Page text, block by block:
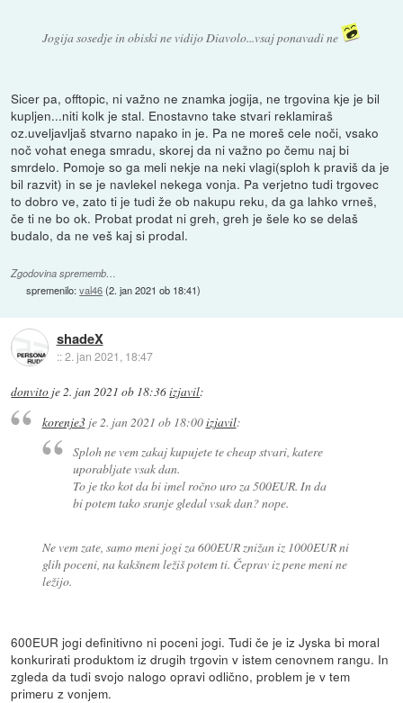
Jogija sosedje in obiski ne vidijo Diavolo...vsaj ponavadi ne
Sicer pa, offtopic, ni važno ne znamka jogija, ne trgovina kje je bil
kupljen...niti kolk je stal. Enostavno take stvari reklamiraš
oz.uveljavljaš stvarno napako in je. Pa ne moreš cele noči, vsako
noč vohat enega smradu, skorej da ni važno po čemu naj bi
smrdelo. Pomoje so ga meli nekje na neki vlagi(sploh k praviš da je
bil razvit) in se je navlekel nekega vonja. Pa verjetno tudi trgovec
to dobro ve, zato ti je tudi že ob nakupu reku, da ga lahko vrneš,
če ti ne bo ok. Probat prodat ni greh, greh je šele ko se delaš
budalo, da ne veš kaj si prodal.
Zgodovina sprememb…
spremenilo:val46(2. jan 2021 ob 18:41)
shadeX
::2. jan 2021, 18:47
donvito je2. jan 2021 ob 18:36izjavil:
korenje3je2. jan 2021 ob 18:00izjavil:
Sploh ne vem zakaj kupujete te cheap stvari, katere
uporabljate vsak dan.
To je tko kot da bi imel ročno uro za 500EUR. In da
bi potem tako sranje gledal vsak dan? nope.
Ne vem zate, samo meni jogi za 600EUR znižan iz 1000EUR ni
glih poceni, na kakšnem ležiš potem ti. Čeprav iz pene meni ne
ležijo.
600EUR jogi definitivno ni poceni jogi. Tudi če je iz Jyska bi moral
konkurirati produktom iz drugih trgovin v istem cenovnem rangu. In
zgleda da tudi svojo nalogo opravi odlično, problem je v tem
primeru z vonjem.